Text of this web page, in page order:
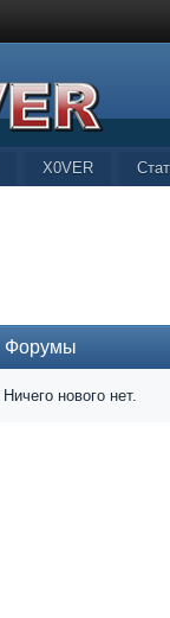
X0VER
Форумы
Ничего нового нет.